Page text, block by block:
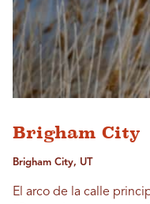
Brigham City
Brigham City, UT
El arco de la calle